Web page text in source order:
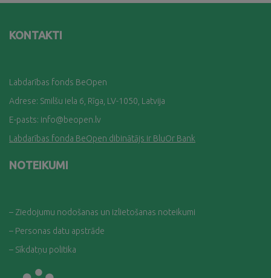
KONTAKTI
Labdarības fonds BeOpen
Adrese: Smilšu iela 6, Rīga, LV-1050, Latvija
E-pasts: info@beopen.lv
Labdarības fonda BeOpen dibinātājs ir BluOr Bank
NOTEIKUMI
– Ziedojumu nodošanas un izlietošanas noteikumi
– Personas datu apstrāde
– Sīkdatņu politika